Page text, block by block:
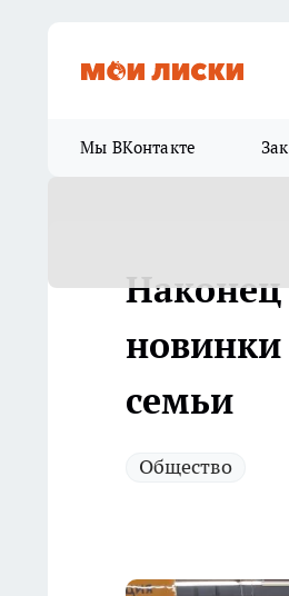
Мы ВКонтакте
Наконец
новинки
семьи
Общество